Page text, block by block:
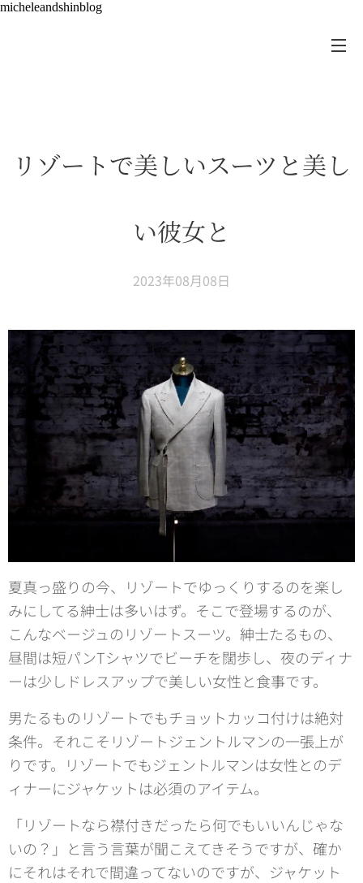
micheleandshinblog
リゾートで美しいスーツと美し
い彼女と
2023年08月08日
夏真っ盛りの今、リゾートでゆっくりするのを楽し
みにしてる紳士は多いはず。そこで登場するのが、
こんなベージュのリゾートスーツ。紳士たるもの、
昼間は短パンTシャツでビーチを闊歩し、夜のディナ
ーは少しドレスアップで美しい女性と食事です。
男たるものリゾートでもチョットカッコ付けは絶対
条件。それこそリゾートジェントルマンの一張上が
りです。リゾートでもジェントルマンは女性とのデ
ィナーにジャケットは必須のアイテム。
「リゾートなら襟付きだったら何でもいいんじゃな
いの？」と言う言葉が聞こえてきそうですが、確か
にそれはそれで間違ってないのですが、ジャケット